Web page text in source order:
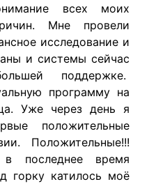
всех моих
Мне провели
исследование и
и системы сейчас
поддержке.
программу на
Уже через день я
положительные
Положительные!!!
последнее время
горку катилось моё